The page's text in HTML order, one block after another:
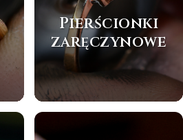
Pierścionki
zaręczynowe